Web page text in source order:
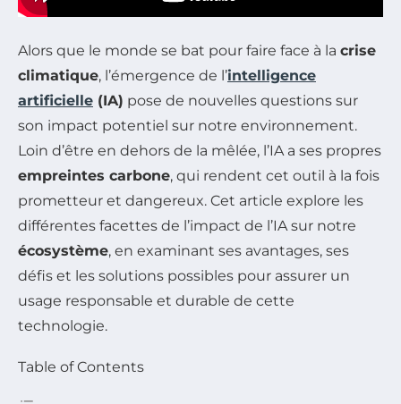
Alors que le monde se bat pour faire face à la crise
climatique, l’émergence de l’intelligence
artificielle (IA) pose de nouvelles questions sur
son impact potentiel sur notre environnement.
Loin d’être en dehors de la mêlée, l’IA a ses propres
empreintes carbone, qui rendent cet outil à la fois
prometteur et dangereux. Cet article explore les
différentes facettes de l’impact de l’IA sur notre
écosystème, en examinant ses avantages, ses
défis et les solutions possibles pour assurer un
usage responsable et durable de cette
technologie.
Table of Contents